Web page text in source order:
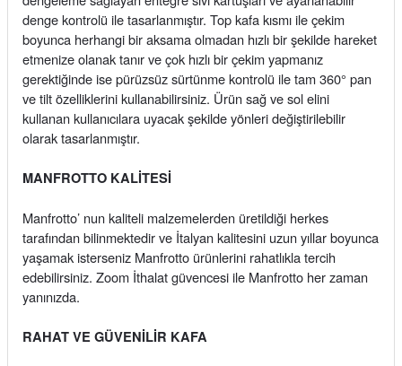
denge kontrolü ile tasarlanmıştır. Top kafa kısmı ile çekim
boyunca herhangi bir aksama olmadan hızlı bir şekilde hareket
etmenize olanak tanır ve çok hızlı bir çekim yapmanız
gerektiğinde ise pürüzsüz sürtünme kontrolü ile tam 360° pan
ve tilt özelliklerini kullanabilirsiniz. Ürün sağ ve sol elini
kullanan kullanıcılara uyacak şekilde yönleri değiştirilebilir
olarak tasarlanmıştır.
MANFROTTO KALİTESİ
Manfrotto’ nun kaliteli malzemelerden üretildiği herkes
tarafından bilinmektedir ve İtalyan kalitesini uzun yıllar boyunca
yaşamak isterseniz Manfrotto ürünlerini rahatlıkla tercih
edebilirsiniz. Zoom İthalat güvencesi ile Manfrotto her zaman
yanınızda.
RAHAT VE GÜVENİLİR KAFA